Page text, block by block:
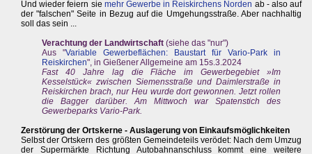
Und wieder feiern sie mehr Gewerbe in Reiskirchens Norden ab - also auf
der "falschen" Seite in Bezug auf die Umgehungsstraße. Aber nachhaltig
soll das sein ...
Verachtung der Landwirtschaft (siehe das "nur")
Aus "Variable Gewerbeflächen: Baustart für Vario-Park in
Reiskirchen", in Gießener Allgemeine am 15s.3.2024
Fast 40 Jahre lag die Fläche im Gewerbegebiet »Im
Kesselstück« zwischen Siemensstraße und Daimlerstraße in
Reiskirchen brach, nur Heu wurde dort gewonnen. Jetzt rollen
die Bagger darüber. Am Mittwoch war Spatenstich des
Gewerbeparks Vario-Park.
Zerstörung der Ortskerne - Auslagerung von Einkaufsmöglichkeiten
Selbst der Ortskern des größten Gemeindeteils verödet: Nach dem Umzug
der Supermärkte Richtung Autobahnanschluss kommt eine weitere